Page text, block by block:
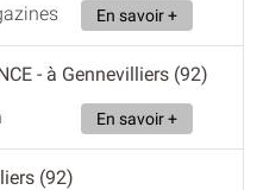
En savoir +
- à Gennevilliers (92)
En savoir +
(92)